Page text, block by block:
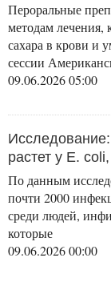
Пероральные
методам лечения,
сахара в крови и
сессии
09.06.2026 05:00
Исследование:
растет у E.
По данным
почти 2000
среди людей,
которые
09.06.2026 00:00